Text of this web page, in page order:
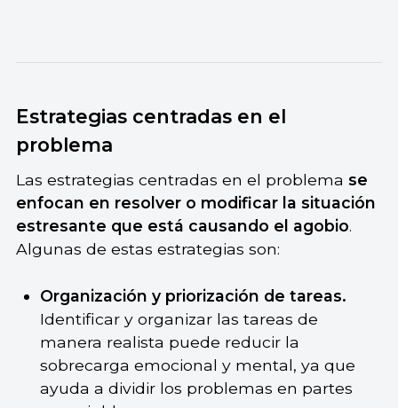
Estrategias centradas en el
problema
Las estrategias centradas en el problema se
enfocan en resolver o modificar la situación
estresante que está causando el agobio.
Algunas de estas estrategias son:
Organización y priorización de tareas.
Identificar y organizar las tareas de
manera realista puede reducir la
sobrecarga emocional y mental, ya que
ayuda a dividir los problemas en partes